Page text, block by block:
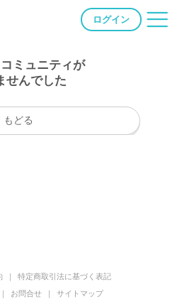
ログイン
ミュニティが
せんでした
もどる
特定商取引法に基づく表記
お問合せ サイトマップ